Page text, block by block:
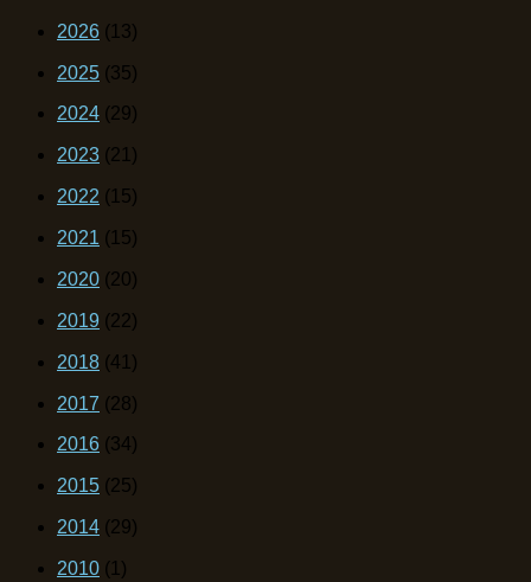
2026 (13)
2025 (35)
2024 (29)
2023 (21)
2022 (15)
2021 (15)
2020 (20)
2019 (22)
2018 (41)
2017 (28)
2016 (34)
2015 (25)
2014 (29)
2010 (1)